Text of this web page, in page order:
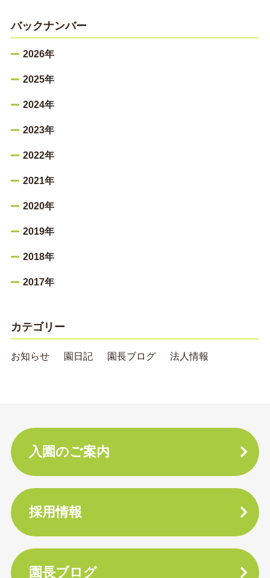
バックナンバー
2026年
2025年
2024年
2023年
2022年
2021年
2020年
2019年
2018年
2017年
カテゴリー
お知らせ 園日記 園長ブログ 法人情報
入園のご案内
採用情報
園長ブログ